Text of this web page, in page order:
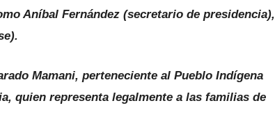
Aníbal Fernández (secretario de presidencia),
Mamani, perteneciente al Pueblo Indígena
quien representa legalmente a las familias de